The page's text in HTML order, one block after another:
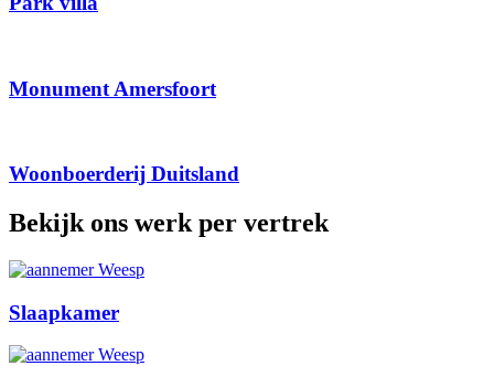
Monument Amersfoort
Woonboerderij Duitsland
Bekijk ons werk per vertrek
Slaapkamer